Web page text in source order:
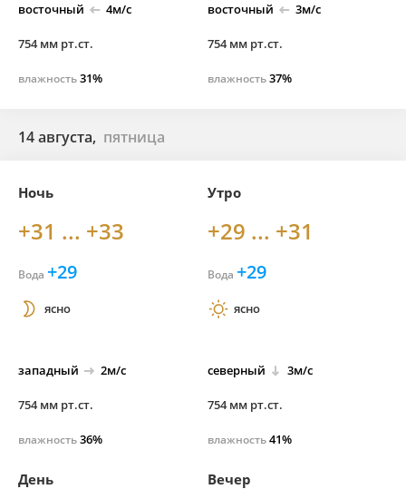
восточный 4м/с
754 мм рт.ст.
влажность31%
восточный 3м/с
754 мм рт.ст.
влажность37%
14 августа, пятница
Ночь
+31 ... +33
Вода +29
ясно
западный 2м/с
754 мм рт.ст.
влажность36%
Утро
+29 ... +31
Вода +29
ясно
северный 3м/с
754 мм рт.ст.
влажность41%
День Вечер